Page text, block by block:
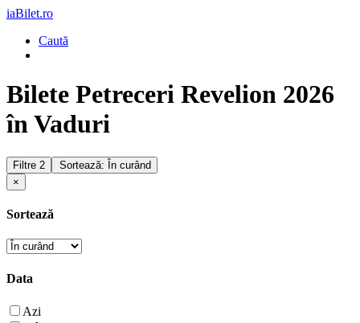
iaBilet.ro
Caută
Bilete Petreceri Revelion 2026
în Vaduri
Filtre 2
Sortează: În curând
×
Sortează
Data
Azi